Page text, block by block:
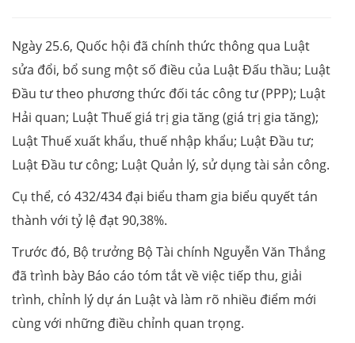
Ngày 25.6, Quốc hội đã chính thức thông qua Luật
sửa đổi, bổ sung một số điều của Luật Đấu thầu; Luật
Đầu tư theo phương thức đối tác công tư (PPP); Luật
Hải quan; Luật Thuế giá trị gia tăng (giá trị gia tăng);
Luật Thuế xuất khẩu, thuế nhập khẩu; Luật Đầu tư;
Luật Đầu tư công; Luật Quản lý, sử dụng tài sản công.
Cụ thể, có 432/434 đại biểu tham gia biểu quyết tán
thành với tỷ lệ đạt 90,38%.
Trước đó, Bộ trưởng Bộ Tài chính Nguyễn Văn Thắng
đã trình bày Báo cáo tóm tắt về việc tiếp thu, giải
trình, chỉnh lý dự án Luật và làm rõ nhiều điểm mới
cùng với những điều chỉnh quan trọng.